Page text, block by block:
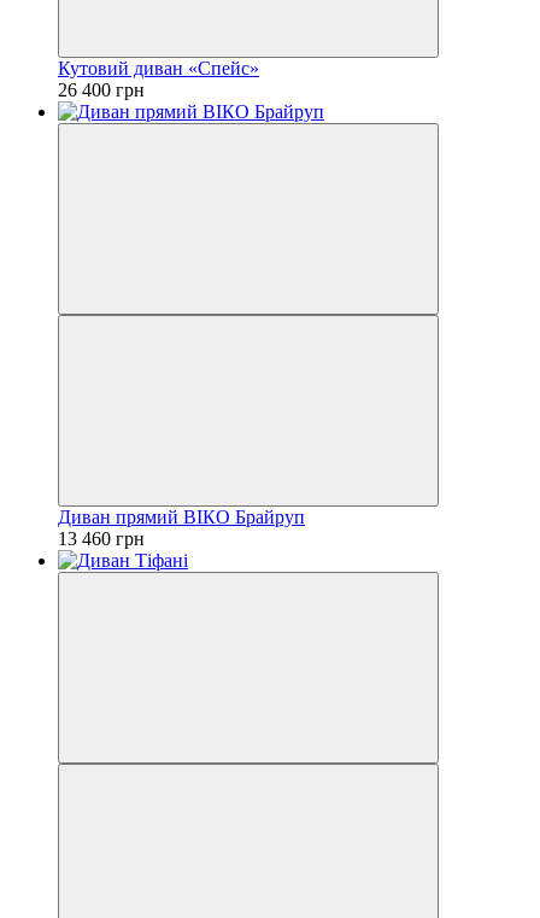
Кутовий диван «Спейс»
26 400 грн
Диван прямий ВІКО Брайруп
13 460 грн